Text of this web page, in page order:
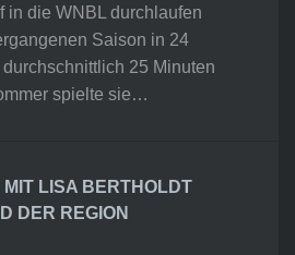
in die WNBL durchlaufen
Saison in 24
25 Minuten
spielte sie…
LISA BERTHOLDT
DER REGION